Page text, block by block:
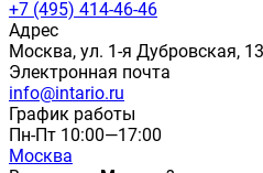
+7 (495) 414-46-46
Адрес
Москва, ул. 1-я Дубровская,
Электронная почта
info@intario.ru
График работы
Пн-Пт 10:00—17:00
Москва